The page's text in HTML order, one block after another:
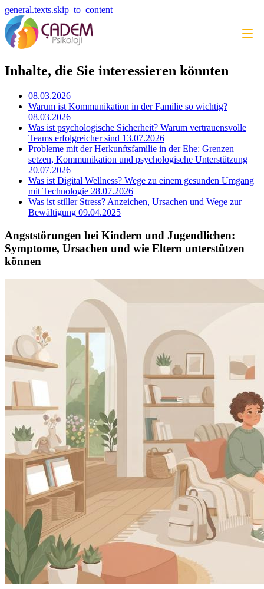
general.texts.skip_to_content
Inhalte, die Sie interessieren könnten
08.03.2026
Warum ist Kommunikation in der Familie so wichtig?
08.03.2026
Was ist psychologische Sicherheit? Warum vertrauensvolle
Teams erfolgreicher sind 13.07.2026
Probleme mit der Herkunftsfamilie in der Ehe: Grenzen
setzen, Kommunikation und psychologische Unterstützung
20.07.2026
Was ist Digital Wellness? Wege zu einem gesunden Umgang
mit Technologie 28.07.2026
Was ist stiller Stress? Anzeichen, Ursachen und Wege zur
Bewältigung 09.04.2025
Angststörungen bei Kindern und Jugendlichen:
Symptome, Ursachen und wie Eltern unterstützen
können